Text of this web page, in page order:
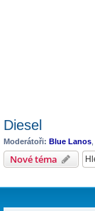
Diesel
Moderátoři: Blue Lanos
Nové téma